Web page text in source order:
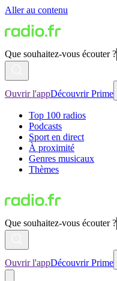
Aller au contenu
Que souhaitez-vous écouter ?
Ouvrir l'appDécouvrir Prime
Top 100 radios
Podcasts
Sport en direct
À proximité
Genres musicaux
Thèmes
Que souhaitez-vous écouter ?
Ouvrir l'appDécouvrir Prime